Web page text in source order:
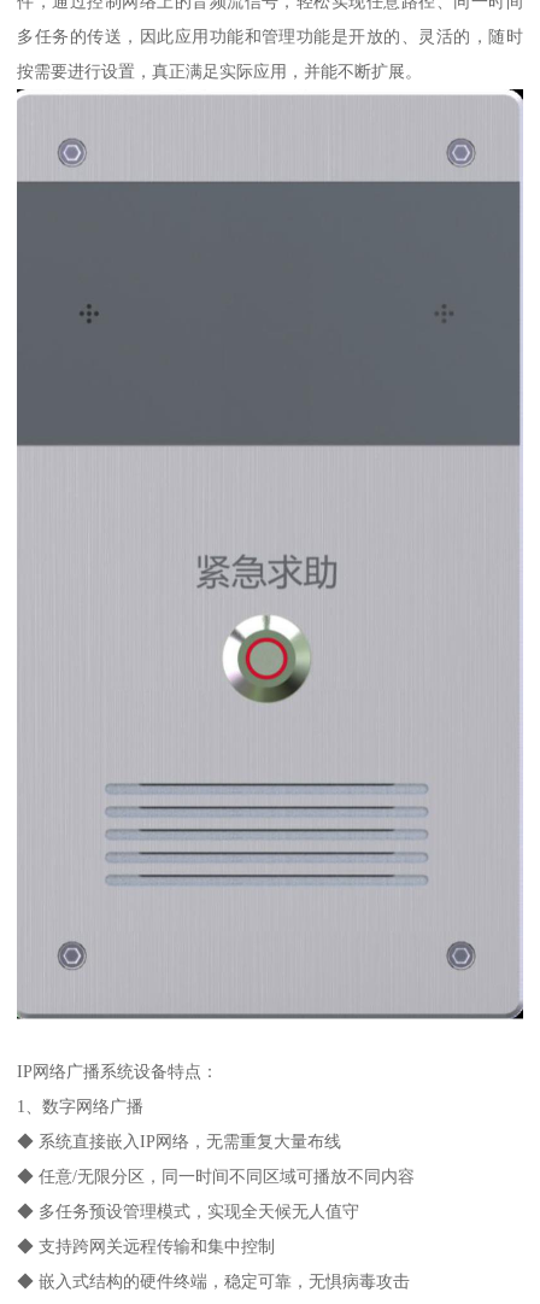
多任务的传送，因此应用功能和管理功能是开放的、灵活的，随时
按需要进行设置，真正满足实际应用，并能不断扩展。
IP网络广播系统设备特点：
1、数字网络广播
◆ 系统直接嵌入IP网络，无需重复大量布线
◆ 任意/无限分区，同一时间不同区域可播放不同内容
◆ 多任务预设管理模式，实现全天候无人值守
◆ 支持跨网关远程传输和集中控制
◆ 嵌入式结构的硬件终端，稳定可靠，无惧病毒攻击